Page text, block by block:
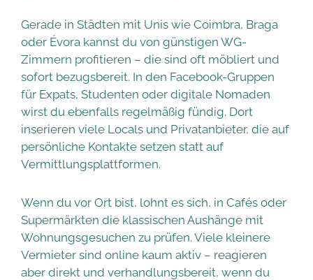
Gerade in Städten mit Unis wie Coimbra, Braga
oder Évora kannst du von günstigen WG-
Zimmern profitieren – die sind oft möbliert und
sofort bezugsbereit. In den Facebook-Gruppen
für Expats, Studenten oder digitale Nomaden
wirst du ebenfalls regelmäßig fündig. Dort
inserieren viele Locals und Privatanbieter, die auf
persönliche Kontakte setzen statt auf
Vermittlungsplattformen.
Wenn du vor Ort bist, lohnt es sich, in Cafés oder
Supermärkten die klassischen Aushänge mit
Wohnungsgesuchen zu prüfen. Viele kleinere
Vermieter sind online kaum aktiv – reagieren
aber direkt und verhandlungsbereit, wenn du